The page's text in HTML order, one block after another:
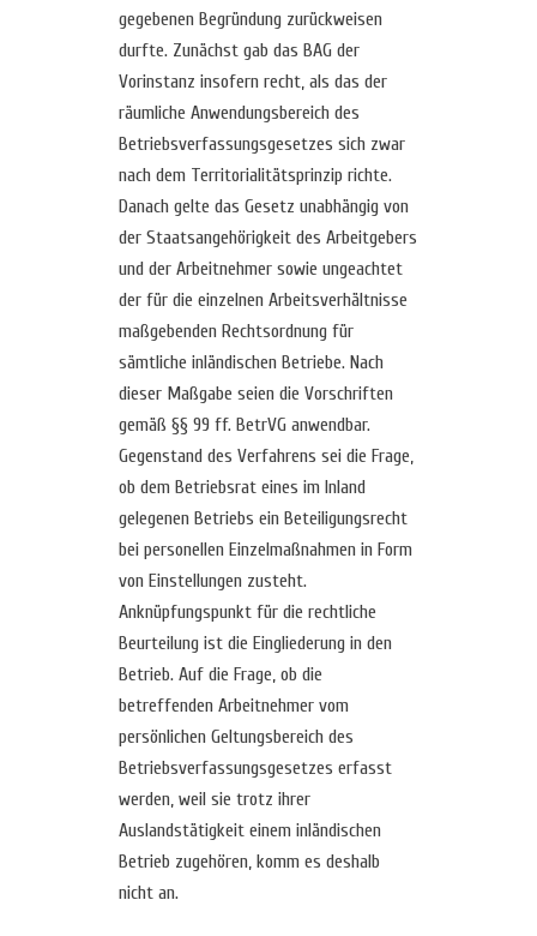
gegebenen Begründung zurückweisen
durfte. Zunächst gab das BAG der
Vorinstanz insofern recht, als das der
räumliche Anwendungsbereich des
Betriebsverfassungsgesetzes sich zwar
nach dem Territorialitätsprinzip richte.
Danach gelte das Gesetz unabhängig von
der Staatsangehörigkeit des Arbeitgebers
und der Arbeitnehmer sowie ungeachtet
der für die einzelnen Arbeitsverhältnisse
maßgebenden Rechtsordnung für
sämtliche inländischen Betriebe. Nach
dieser Maßgabe seien die Vorschriften
gemäß §§ 99 ff. BetrVG anwendbar.
Gegenstand des Verfahrens sei die Frage,
ob dem Betriebsrat eines im Inland
gelegenen Betriebs ein Beteiligungsrecht
bei personellen Einzelmaßnahmen in Form
von Einstellungen zusteht.
Anknüpfungspunkt für die rechtliche
Beurteilung ist die Eingliederung in den
Betrieb. Auf die Frage, ob die
betreffenden Arbeitnehmer vom
persönlichen Geltungsbereich des
Betriebsverfassungsgesetzes erfasst
werden, weil sie trotz ihrer
Auslandstätigkeit einem inländischen
Betrieb zugehören, komm es deshalb
nicht an.